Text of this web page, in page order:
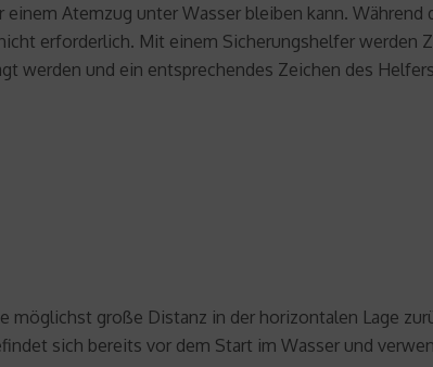
Atemzug unter Wasser bleiben kann. Während
erforderlich. Mit einem Sicherungshelfer werden
werden und ein entsprechendes Zeichen des
möglichst große Distanz in der horizontalen Lage
sich bereits vor dem Start im Wasser und